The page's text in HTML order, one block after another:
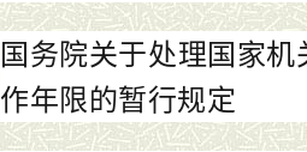
国务院关于处理国家
作年限的暂行规定